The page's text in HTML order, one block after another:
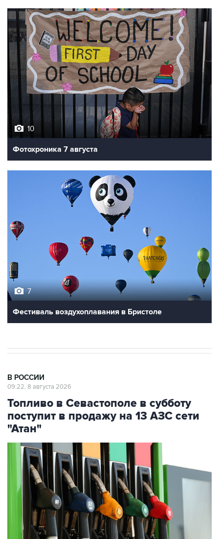
10
Фотохроника 7 августа
7
Фестиваль воздухоплавания в Бристоле
В РОССИИ
09:22, 8 августа 2026
Топливо в Севастополе в субботу
поступит в продажу на 13 АЗС сети
"Атан"